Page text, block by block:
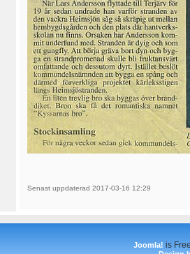
Senast uppdaterad 2017-03-16 12:29
Joomla! is